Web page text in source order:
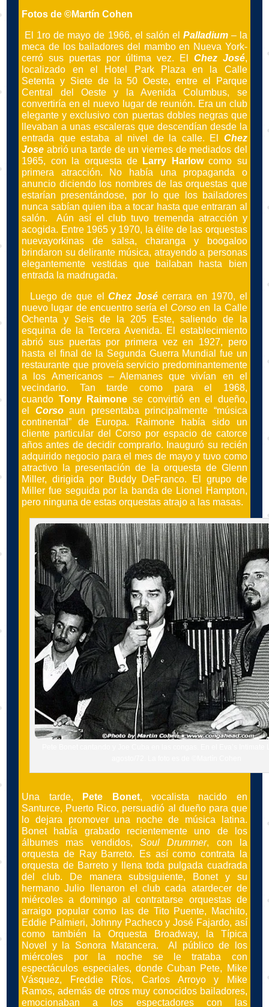
Fotos de ©Martín Cohen
El 1ro de mayo de 1966, el salón el Palladium – la
meca de los bailadores del mambo en Nueva York-
cerró sus puertas por última vez. El Chez José,
localizado en el Hotel Park Plaza en la Calle
Setenta y Siete de la 50 Oeste, entre el Parque
Central del Oeste y la Avenida Columbus, se
convertiría en el nuevo lugar de reunión. Era un club
elegante y exclusivo con puertas dobles negras que
llevaban a unas escaleras que descendían desde la
entrada que estaba al nivel de la calle. El Chez
Jose abrió una tarde de un viernes de mediados del
1965, con la orquesta de
Larry Harlowcomo su
primera atracción. No había una propaganda o
anuncio diciendo los nombres de las orquestas que
estarían presentándose, por lo que los bailadores
nunca sabían quien iba a tocar hasta que entraran al
salón. Aún así el club tuvo tremenda atracción y
acogida. Entre 1965 y 1970, la élite de las orquestas
nuevayorkinas de salsa, charanga y boogaloo
brindaron su delirante música, atrayendo a personas
elegantemente vestidas que bailaban hasta bien
entrada la madrugada.
Luego de que elChez José cerrara en 1970, el
nuevo lugar de encuentro sería el Corsoen la Calle
Ochenta y Seis de la 205 Este, saliendo de la
esquina de la Tercera Avenida. El establecimiento
abrió sus puertas por primera vez en 1927, pero
hasta el final de la Segunda Guerra Mundial fue un
restaurante que proveía servicio predominantemente
a los Americanos – Alemanes que vivían en el
vecindario. Tan tarde como para el 1968,
cuando Tony Raimone se convirtió en el dueño,
el Corsoaun presentaba principalmente “música
continental” de Europa. Raimone había sido un
cliente particular del Corso por espacio de catorce
años antes de decidir comprarlo. Inauguró su recién
adquirido negocio para el mes de mayo y tuvo como
atractivo la presentación de la orquesta de Glenn
Miller, dirigida por Buddy DeFranco. El grupo de
Miller fue seguida por la banda de Lionel Hampton,
pero ninguna de estas orquestas atrajo a las masas.
Una tarde, Pete Bonet, vocalista nacido en
Santurce, Puerto Rico, persuadió al dueño para que
lo dejara promover una noche de música latina.
Bonet había grabado recientemente uno de los
álbumes mas vendidos, Soul Drummer, con la
orquesta de Ray Barreto. Es así como contrata la
orquesta de Barreto y llena toda pulgada cuadrada
del club. De manera subsiguiente, Bonet y su
hermano Julio llenaron el club cada atardecer de
miércoles a domingo al contratarse orquestas de
arraigo popular como las de Tito Puente, Machito,
Eddie Palmieri, Johnny Pacheco y José Fajardo, así
como también la Orquesta Broadway, la Típica
Novel y la Sonora Matancera. Al público de los
miércoles por la noche se le trataba con
espectáculos especiales, donde Cuban Pete, Mike
Vásquez, Freddie Ríos, Carlos Arroyo y Mike
Ramos, además de otros muy conocidos bailadores,
emocionaban a los espectadores con las